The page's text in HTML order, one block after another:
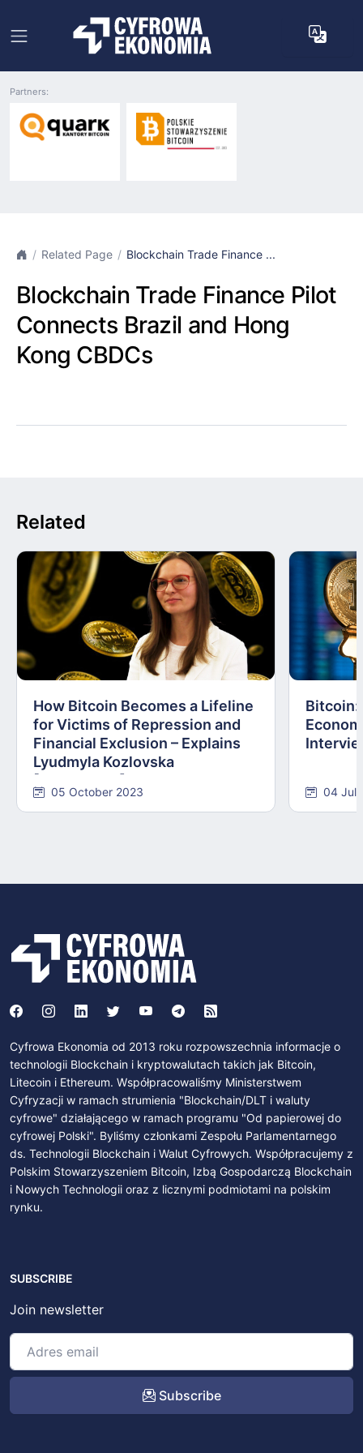
Partners:
Related Page Blockchain Trade Finance ...
Blockchain Trade Finance Pilot
Connects Brazil and Hong
Kong CBDCs
Related
How Bitcoin Becomes a Lifeline
for Victims of Repression and
Financial Exclusion – Explains
Lyudmyla Kozlovska
05 October 2023
Bitcoin:
04
Cyfrowa Ekonomia od 2013 roku rozpowszechnia informacje o
technologii Blockchain i kryptowalutach takich jak Bitcoin,
Litecoin i Ethereum. Współpracowaliśmy Ministerstwem
Cyfryzacji w ramach strumienia "Blockchain/DLT i waluty
cyfrowe" działającego w ramach programu "Od papierowej do
cyfrowej Polski". Byliśmy członkami Zespołu Parlamentarnego
ds. Technologii Blockchain i Walut Cyfrowych. Współpracujemy z
Polskim Stowarzyszeniem Bitcoin, Izbą Gospodarczą Blockchain
i Nowych Technologii oraz z licznymi podmiotami na polskim
rynku.
SUBSCRIBE
Join newsletter
Subscribe